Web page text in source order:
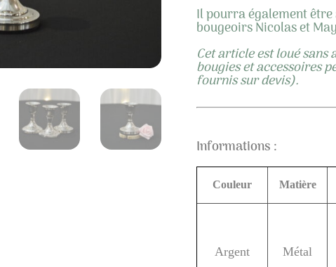
Il pourra également
bougeoirs Nicolas et
Cet article est loué sans
bougies et accessoires
fournis sur devis).
Informations :
Couleur Matière
Argent Métal